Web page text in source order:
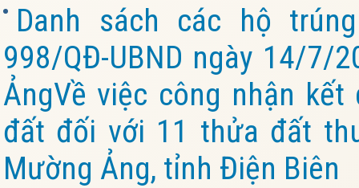
Danh sách các hộ
998/QĐ-UBND ngày 14/7/
ẢngVề việc công nhận
đất đối với 11 thửa đất
Mường Ảng, tỉnh Điện Biên